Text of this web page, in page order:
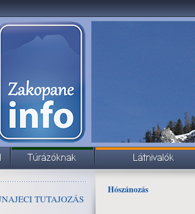
TUTAJOZÁS
Hószánozás